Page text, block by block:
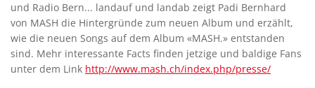
und Radio Bern... landauf und landab zeigt Padi Bernhard
von MASH die Hintergründe zum neuen Album und erzählt,
wie die neuen Songs auf dem Album «MASH.» entstanden
sind. Mehr interessante Facts finden jetzige und baldige Fans
unter dem Link http://www.mash.ch/index.php/presse/